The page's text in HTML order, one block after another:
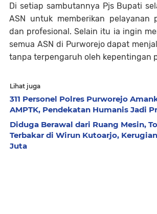
Di setiap sambutannya Pjs Bupati
ASN untuk memberikan pelayanan
dan profesional. Selain itu ia ingin
semua ASN di Purworejo dapat
tanpa terpengaruh oleh kepentingan
Lihat juga
311 Personel Polres Purworejo
AMPTK, Pendekatan Humanis Jadi
Diduga Berawal dari Ruang Mesin,
Terbakar di Wirun Kutoarjo,
Juta